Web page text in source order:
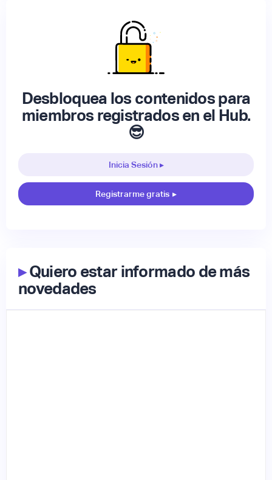
Desbloquea los contenidos para
miembros registrados en el Hub.
😎
Inicia Sesión ▸
Registrarme gratis ▸
▸Quiero estar informado de más
novedades